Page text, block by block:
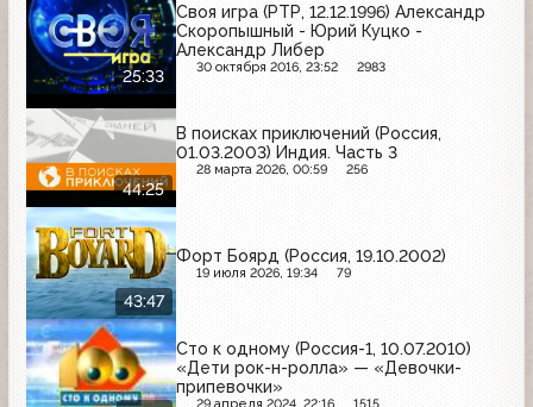
25:33
Своя игра (РТР, 12.12.1996) Александр
Скоропышный - Юрий Куцко -
Александр Либер
30 октября 2016, 23:52 2983
44:25
В поисках приключений (Россия,
01.03.2003) Индия. Часть 3
28 марта 2026, 00:59 256
43:47
Форт Боярд (Россия, 19.10.2002)
19 июля 2026, 19:34 79
Сто к одному (Россия-1, 10.07.2010)
«Дети рок-н-ролла» — «Девочки-
припевочки»